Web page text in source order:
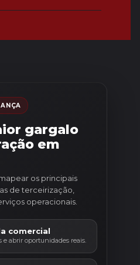
gargalo
em
os principais
de terceirização,
operacionais.
comercial
e abrir oportunidades reais.